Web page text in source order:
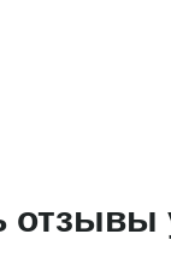
отзывы